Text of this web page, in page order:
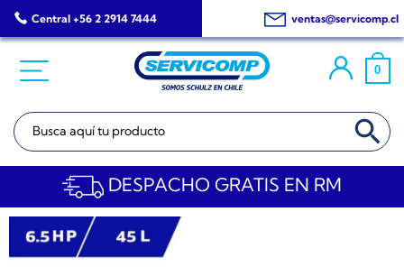
Saltar
al
Central +56 2 2914 7444 ventas@servicomp.cl
0
Buscar: BOTÓN DE
DESPACHO GRATIS EN RM